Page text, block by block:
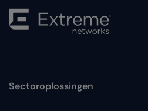
Toggle
Sectoroplossingen